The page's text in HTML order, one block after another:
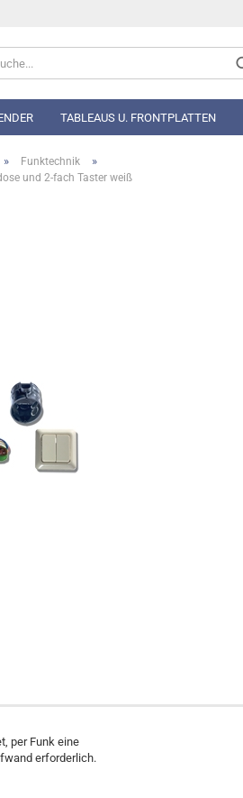
TABLEAUS U. FRONTPLATTEN
» Funktechnik »
und 2-fach Taster weiß
per Funk eine
erforderlich.